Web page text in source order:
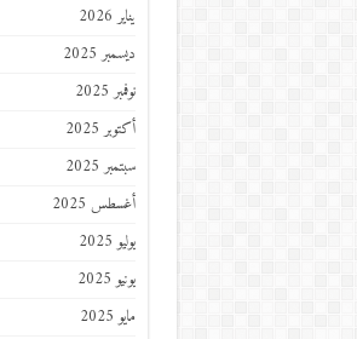
يناير 2026
ديسمبر 2025
نوفمبر 2025
أكتوبر 2025
سبتمبر 2025
أغسطس 2025
يوليو 2025
يونيو 2025
مايو 2025